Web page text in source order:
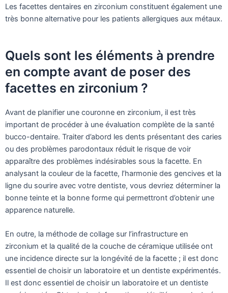
Les facettes dentaires en zirconium constituent également une
très bonne alternative pour les patients allergiques aux métaux.
Quels sont les éléments à prendre
en compte avant de poser des
facettes en zirconium ?
Avant de planifier une couronne en zirconium, il est très
important de procéder à une évaluation complète de la santé
bucco-dentaire. Traiter d’abord les dents présentant des caries
ou des problèmes parodontaux réduit le risque de voir
apparaître des problèmes indésirables sous la facette. En
analysant la couleur de la facette, l’harmonie des gencives et la
ligne du sourire avec votre dentiste, vous devriez déterminer la
bonne teinte et la bonne forme qui permettront d’obtenir une
apparence naturelle.
En outre, la méthode de collage sur l’infrastructure en
zirconium et la qualité de la couche de céramique utilisée ont
une incidence directe sur la longévité de la facette ; il est donc
essentiel de choisir un laboratoire et un dentiste expérimentés.
Il est donc essentiel de choisir un laboratoire et un dentiste